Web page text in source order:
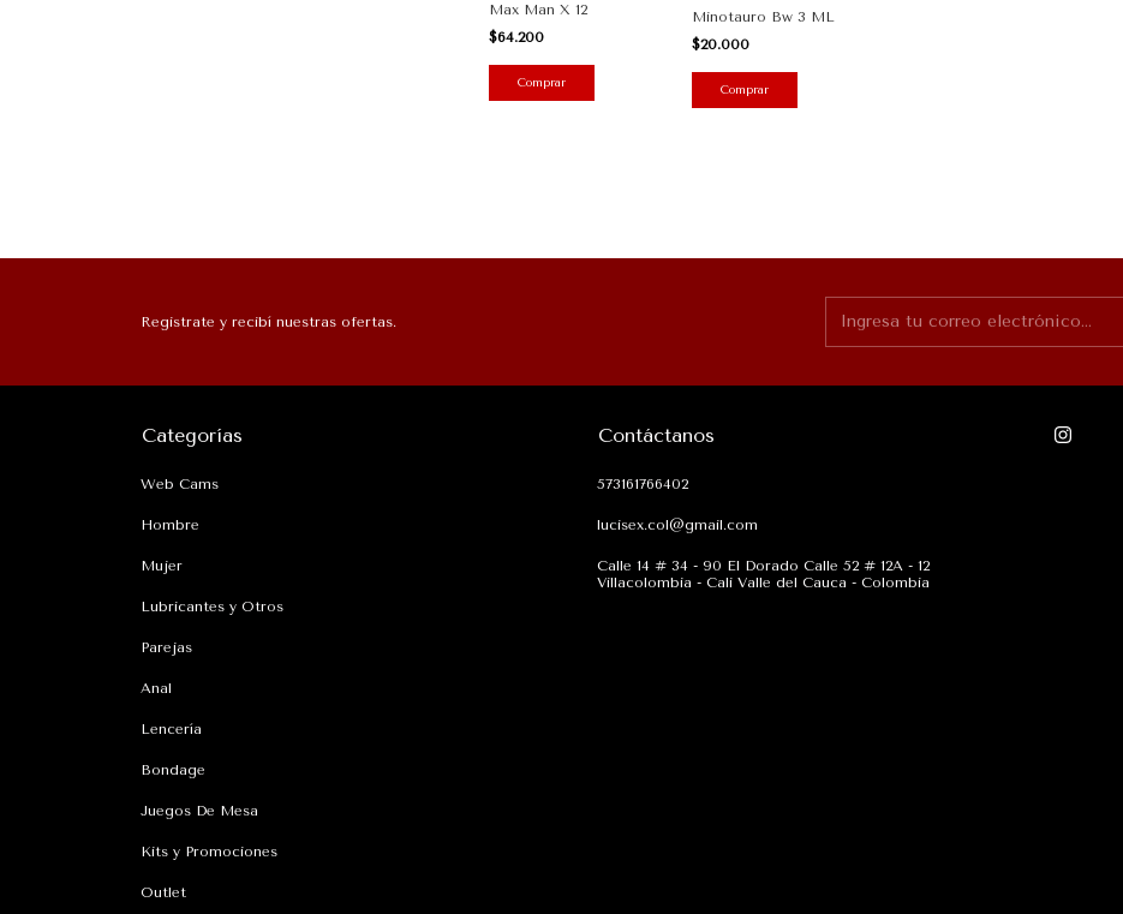
Max Man X 12
$64.200
Minotauro Bw 3 ML
$20.000
Registrate y recibí nuestras ofertas.
Categorías
Web Cams
Hombre
Mujer
Lubricantes y Otros
Parejas
Anal
Lencería
Bondage
Juegos De Mesa
Kits y Promociones
Outlet
Contáctanos
573161766402
lucisex.col@gmail.com
Calle 14 # 34 - 90 El Dorado Calle 52 # 12A - 12
Villacolombia - Cali Valle del Cauca - Colombia